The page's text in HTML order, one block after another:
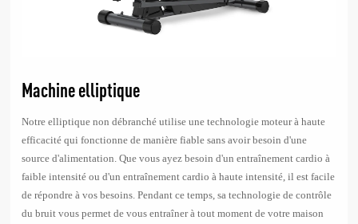
Machine elliptique
Notre elliptique non débranché utilise une technologie moteur à haute
efficacité qui fonctionne de manière fiable sans avoir besoin d'une
source d'alimentation. Que vous ayez besoin d'un entraînement cardio à
faible intensité ou d'un entraînement cardio à haute intensité, il est facile
de répondre à vos besoins. Pendant ce temps, sa technologie de contrôle
du bruit vous permet de vous entraîner à tout moment de votre maison